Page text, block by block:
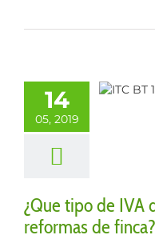
14
05, 2019
a las
de finca?
¿Que tipo de IVA
reformas de finca?